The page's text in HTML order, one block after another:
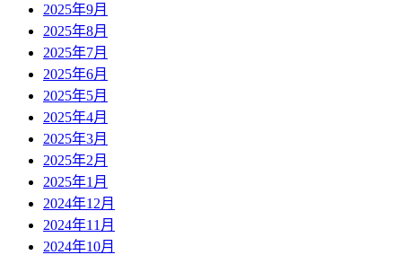
2025年9月
2025年8月
2025年7月
2025年6月
2025年5月
2025年4月
2025年3月
2025年2月
2025年1月
2024年12月
2024年11月
2024年10月